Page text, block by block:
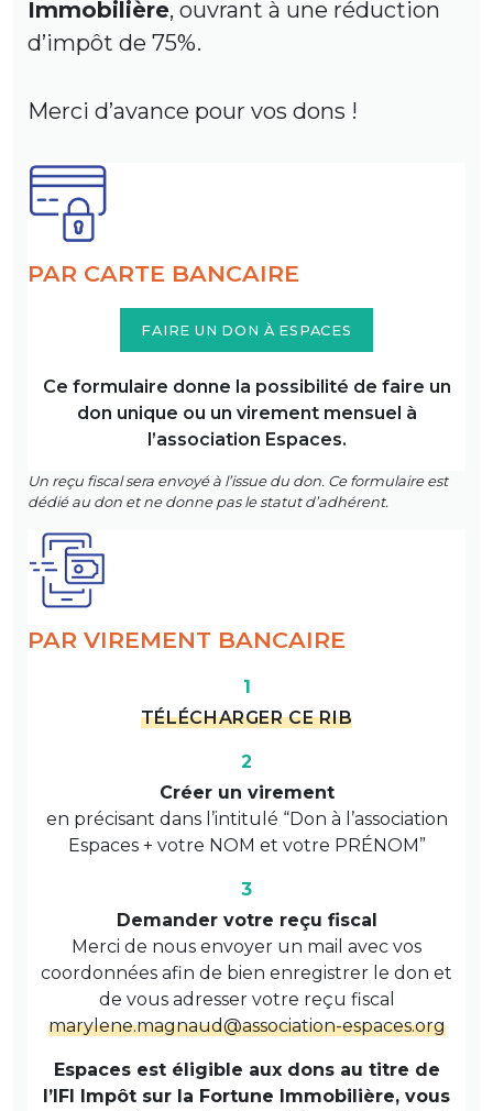
Immobilière, ouvrant à une réduction
d’impôt de 75%.
Merci d’avance pour vos dons !
PAR CARTE BANCAIRE
FAIRE UN DON À ESPACES
Ce formulaire donne la possibilité de faire un
don unique ou un virement mensuel à
l’association Espaces.
Un reçu fiscal sera envoyé à l’issue du don. Ce formulaire est
dédié au don et ne donne pas le statut d’adhérent.
PAR VIREMENT BANCAIRE
1
TÉLÉCHARGER CE RIB
2
Créer un virement
en précisant dans l’intitulé “Don à l’association
Espaces + votre NOM et votre PRÉNOM”
3
Demander votre reçu fiscal
Merci de nous envoyer un mail avec vos
coordonnées afin de bien enregistrer le don et
de vous adresser votre reçu fiscal
marylene.magnaud@association-espaces.org
Espaces est éligible aux dons au titre de
l’IFI Impôt sur la Fortune Immobilière, vous